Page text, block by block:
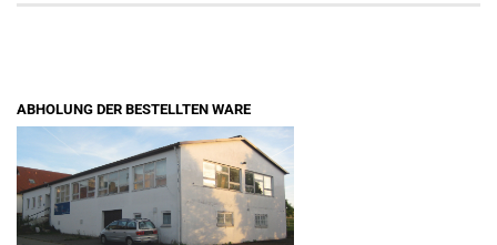
ABHOLUNG DER BESTELLTEN WARE